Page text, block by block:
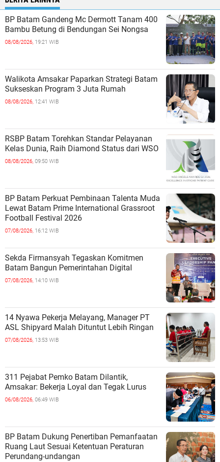
BP Batam Gandeng Mc Dermott Tanam 400
Bambu Betung di Bendungan Sei Nongsa
08/08/2026, 19:21 WIB
Walikota Amsakar Paparkan Strategi Batam
Sukseskan Program 3 Juta Rumah
08/08/2026, 12:41 WIB
RSBP Batam Torehkan Standar Pelayanan
Kelas Dunia, Raih Diamond Status dari WSO
08/08/2026, 09:50 WIB
BP Batam Perkuat Pembinaan Talenta Muda
Lewat Batam Prime International Grassroot
Football Festival 2026
07/08/2026, 16:12 WIB
Sekda Firmansyah Tegaskan Komitmen
Batam Bangun Pemerintahan Digital
07/08/2026, 14:10 WIB
14 Nyawa Pekerja Melayang, Manager PT
ASL Shipyard Malah Dituntut Lebih Ringan
07/08/2026, 13:53 WIB
311 Pejabat Pemko Batam Dilantik,
Amsakar: Bekerja Loyal dan Tegak Lurus
06/08/2026, 06:49 WIB
BP Batam Dukung Penertiban Pemanfaatan
Ruang Laut Sesuai Ketentuan Peraturan
Perundang-undangan